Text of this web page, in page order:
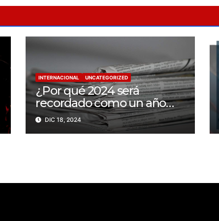
INTERNACIONAL UNCATEGORIZED
¿Por qué 2024 será
recordado como un año
trágico para la libertad de
prensa? Un tercio de los
DIC 18, 2024